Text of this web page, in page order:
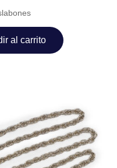
al carrito